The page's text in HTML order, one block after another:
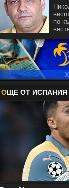
по-
ОЩЕ ОТ ИСПАНИЯ